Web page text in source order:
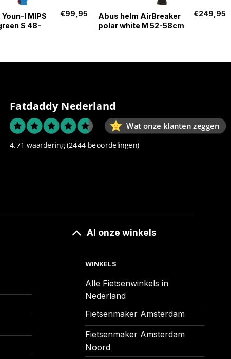
I MIPS
S 48-
€99,95
Abus helm AirBreaker
polar white M 52-58cm
€249,95
Fatdaddy Nederland
Wat onze klanten zeggen
4.71 waardering (2444 beoordelingen)
Al onze winkels
WINKELS
Alle Fietsenwinkels in
Nederland
Fietsenmaker Amsterdam
Fietsenmaker Amsterdam
Noord